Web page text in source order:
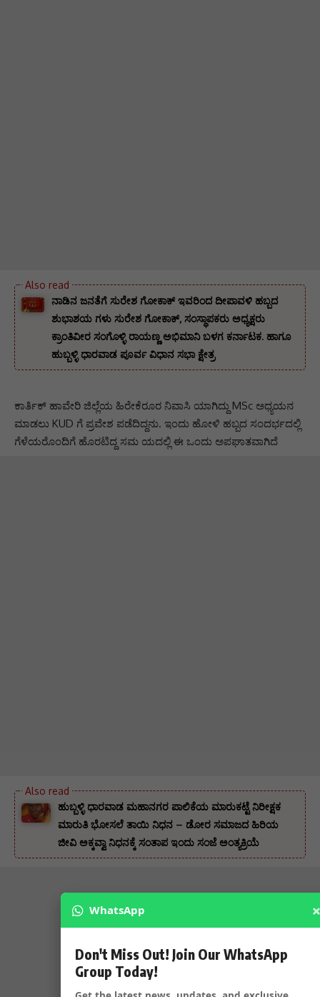
ನಾಡಿನ ಜನತೆಗೆ ಸುರೇಶ ಗೋಕಾಕ್ ಇವರಿಂದ ದೀಪಾವಳಿ ಹಬ್ಬದ
ಶುಭಾಶಯ ಗಳು ಸುರೇಶ ಗೋಕಾಕ್, ಸಂಸ್ಥಾಪಕರು ಅಧ್ಯಕ್ಷರು
ಕ್ರಾಂತಿವೀರ ಸಂಗೊಳ್ಳಿ ರಾಯಣ್ಣ ಅಭಿಮಾನಿ ಬಳಗ ಕರ್ನಾಟಕ. ‌ಹಾಗೂ
ಹುಬ್ಬಳ್ಳಿ ಧಾರವಾಡ ಪೂರ್ವ ವಿಧಾನ ಸಭಾ ಕ್ಷೇತ್ರ
ಕಾರ್ತಿಕ್ ಹಾವೇರಿ ಜಿಲ್ಲೆಯ ಹಿರೇಕೆರೂರ ನಿವಾಸಿ ಯಾಗಿದ್ದು MSc ಅಧ್ಯಯನ
ಮಾಡಲು KUD ಗೆ ಪ್ರವೇಶ ಪಡೆದಿದ್ದನು. ಇಂದು ಹೋಳಿ ಹಬ್ಬದ ಸಂದರ್ಭದಲ್ಲಿ
ಗೆಳೆಯರೊಂದಿಗೆ ಹೊರಟಿದ್ದ ಸಮ ಯದಲ್ಲಿ ಈ ಒಂದು ಅಪಘಾತವಾಗಿದೆ
ಹುಬ್ಬಳ್ಳಿ ಧಾರವಾಡ ಮಹಾನಗರ ಪಾಲಿಕೆಯ ಮಾರುಕಟ್ಟೆ ನಿರೀಕ್ಷಕ
ಮಾರುತಿ ಭೋಸಲೆ ತಾಯಿ ನಿಧನ – ಡೋರ ಸಮಾಜದ ಹಿರಿಯ
ಜೀವಿ ಅಕ್ಕವ್ವಾ ನಿಧನಕ್ಕೆ ಸಂತಾಪ ಇಂದು ಸಂಜೆ ಅಂತ್ಯಕ್ರಿಯೆ
WhatsApp ×
Don't Miss Out! Join Our WhatsApp
Group Today!